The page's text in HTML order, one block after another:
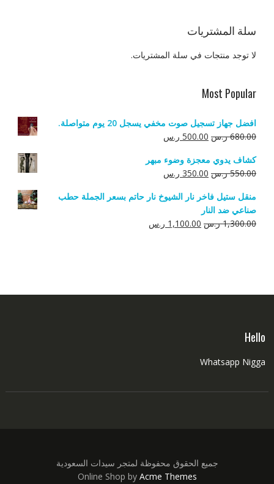
سلة المشتريات
لا توجد منتجات في سلة المشتريات.
Most Popular
افضل جهاز تسجيل صوت مخفي يسجل 20 يوم متواصلة.
680.00 ر.س السعر
هو:
680.00 ر.س.
500.00 ر.سالسعر
هو:
500.00 ر.س.
كشاف يدوي معجزة وضوء مبهر
550.00 ر.س السعر
هو:
550.00 ر.س.
350.00 ر.سالسعر
هو:
منقل ستيل فاخر نار الشيوخ نار حاتم بسعر الجملة حطب
صناعي ضد النار
1,300.00 ر.س السعر
1,100.00 ر.سالسعر
Hello
Whatsapp Nigga
جميع الحقوق محفوظة لمتجر سيدات السعودية
Online Shop by Acme Themes